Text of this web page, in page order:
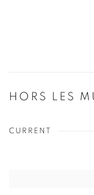
HORS LES
CURRENT